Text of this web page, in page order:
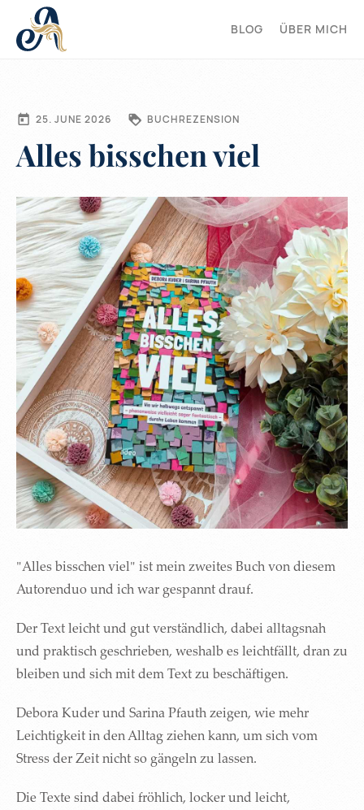
BLOG ÜBER MICH
25. JUNE 2026 BUCHREZENSION
Alles bisschen viel
"Alles bisschen viel" ist mein zweites Buch von diesem
Autorenduo und ich war gespannt drauf.
Der Text leicht und gut verständlich, dabei alltagsnah
und praktisch geschrieben, weshalb es leichtfällt, dran zu
bleiben und sich mit dem Text zu beschäftigen.
Debora Kuder und Sarina Pfauth zeigen, wie mehr
Leichtigkeit in den Alltag ziehen kann, um sich vom
Stress der Zeit nicht so gängeln zu lassen.
Die Texte sind dabei fröhlich, locker und leicht,